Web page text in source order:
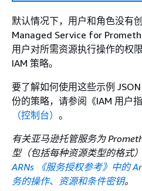
默认情况下，用户和角色没有
Managed Service for
用户对所需资源执行操作的权
IAM 策略。
要了解如何使用这些示例
份的策略，请参阅《IAM 用户指
（控制台） 。
有关亚马逊托管服务为
型（包括每种资源类型的格式
ARNs 《服务授权参考》中的
务的操作、资源和条件密钥。